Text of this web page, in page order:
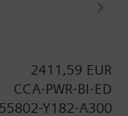
2411,59 EUR
CCA-PWR-BI-ED
Y182-A300